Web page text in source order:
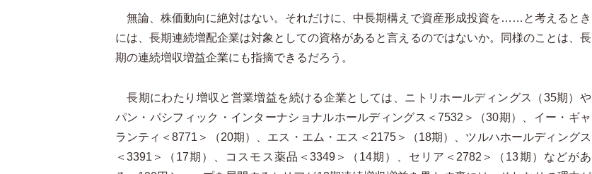
無論、株価動向に絶対はない。それだけに、中長期構えで資産形成投資を……と考えるとき
には、長期連続増配企業は対象としての資格があると言えるのではないか。同様のことは、長
期の連続増収増益企業にも指摘できるだろう。
長期にわたり増収と営業増益を続ける企業としては、ニトリホールディングス（35期）や
パン・パシフィック・インターナショナルホールディングス＜7532＞（30期）、イー・ギャ
ランティ＜8771＞（20期）、エス・エム・エス＜2175＞（18期）、ツルハホールディングス
＜ 3391 ＞（17期）、コスモス薬品＜3349＞（14期）、セリア＜2782＞（13期）などがあ